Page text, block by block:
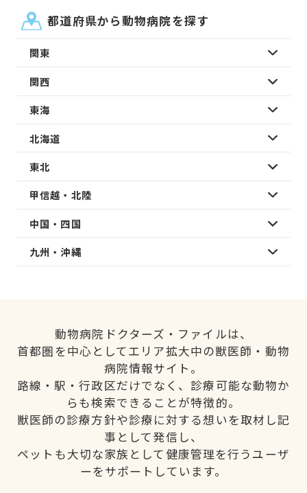
都道府県から動物病院を探す
関東
関西
東海
北海道
東北
甲信越・北陸
中国・四国
九州・沖縄
動物病院ドクターズ・ファイルは、
首都圏を中心としてエリア拡大中の獣医師・動物
病院情報サイト。
路線・駅・行政区だけでなく、診療可能な動物か
らも検索できることが特徴的。
獣医師の診療方針や診療に対する想いを取材し記
事として発信し、
ペットも大切な家族として健康管理を行うユーザ
ーをサポートしています。